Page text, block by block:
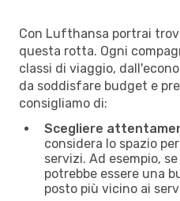
Con Lufthansa portrai
questa rotta. Ogni
classi di viaggio,
da soddisfare budget e
consigliamo di:
Scegliere
considera lo spazio
servizi. Ad esempio,
potrebbe essere una
posto più vicino ai